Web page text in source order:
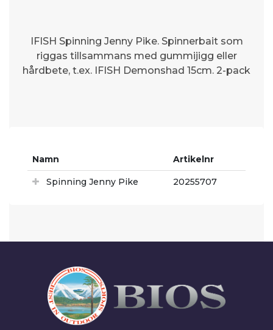
IFISH Spinning Jenny Pike. Spinnerbait som
riggas tillsammans med gummijigg eller
hårdbete, t.ex. IFISH Demonshad 15cm. 2-pack
Namn Artikelnr
Spinning Jenny Pike 20255707